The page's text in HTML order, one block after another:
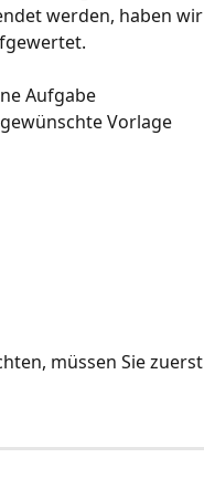
werden, haben wir
Aufgabe
Vorlage
müssen Sie zuerst